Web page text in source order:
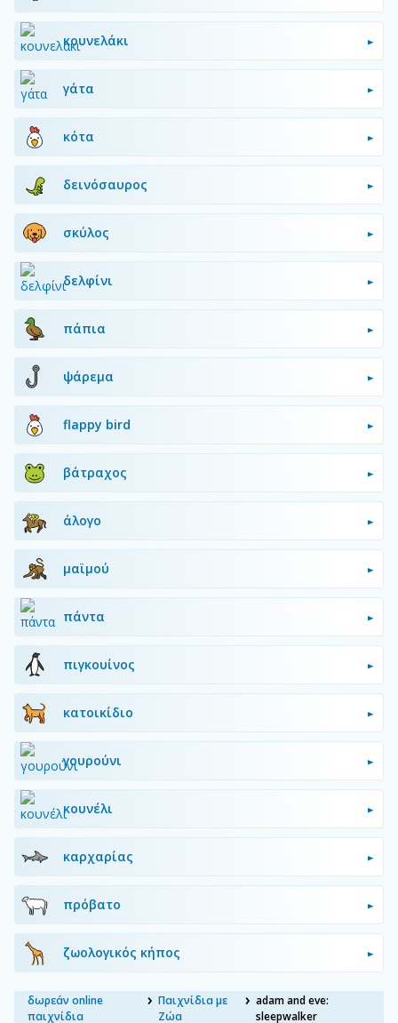
κουνελάκι
γάτα
κότα
δεινόσαυρος
σκύλος
δελφίνι
πάπια
ψάρεμα
flappy bird
βάτραχος
άλογο
μαϊμού
πάντα
πιγκουίνος
κατοικίδιο
γουρούνι
κουνέλι
καρχαρίας
πρόβατο
ζωολογικός κήπος
δωρεάν online
παιχνίδια
Παιχνίδια με
Ζώα
adam and eve:
sleepwalker